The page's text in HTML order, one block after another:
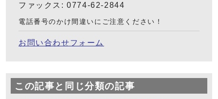
ファックス: 0774-62-2844
電話番号のかけ間違いにご注意ください！
お問い合わせフォーム
この記事と同じ分類の記事